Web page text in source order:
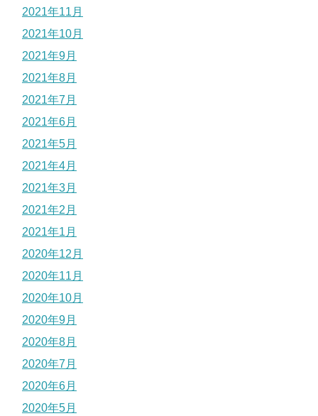
2021年11月
2021年10月
2021年9月
2021年8月
2021年7月
2021年6月
2021年5月
2021年4月
2021年3月
2021年2月
2021年1月
2020年12月
2020年11月
2020年10月
2020年9月
2020年8月
2020年7月
2020年6月
2020年5月